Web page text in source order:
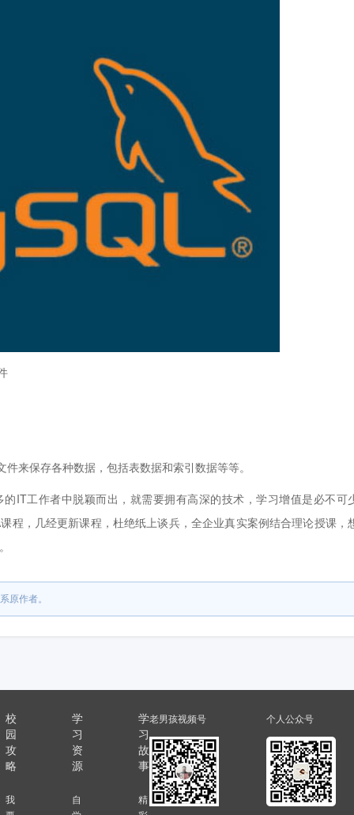
保存各种数据，包括表数据和索引数据等等。
工作者中脱颖而出，就需要拥有高深的技术，学习增值是必不可
程，几经更新课程，杜绝纸上谈兵，全企业真实案例结合理论授课，
原作者。
校
园
攻
略
我
学
习
资
源
自
学
习
故
事
精
老男孩视频号 个人公众号